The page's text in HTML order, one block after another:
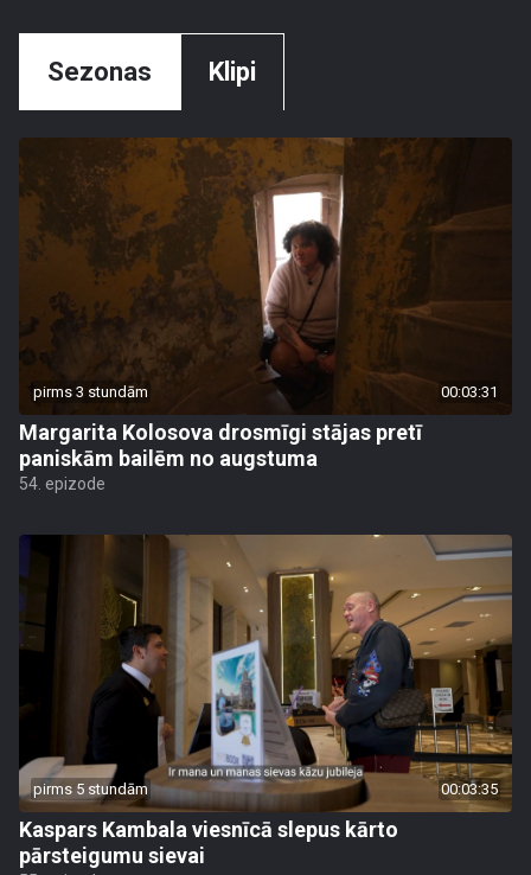
Sezonas Klipi
pirms 3 stundām 00:03:31
Margarita Kolosova drosmīgi stājas pretī
paniskām bailēm no augstuma
54. epizode
pirms 5 stundām 00:03:35
Kaspars Kambala viesnīcā slepus kārto
pārsteigumu sievai